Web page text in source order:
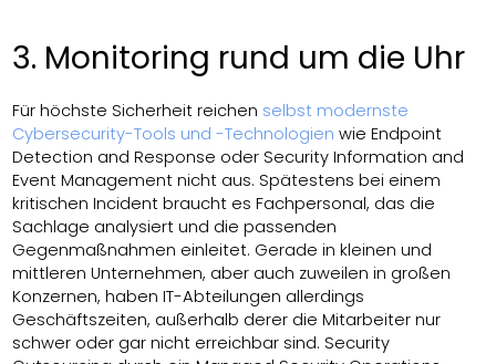
3. Monitoring rund um die Uhr
Für höchste Sicherheit reichen selbst modernste
Cybersecurity-Tools und -Technologien wie Endpoint
Detection and Response oder Security Information and
Event Management nicht aus. Spätestens bei einem
kritischen Incident braucht es Fachpersonal, das die
Sachlage analysiert und die passenden
Gegenmaßnahmen einleitet. Gerade in kleinen und
mittleren Unternehmen, aber auch zuweilen in großen
Konzernen, haben IT-Abteilungen allerdings
Geschäftszeiten, außerhalb derer die Mitarbeiter nur
schwer oder gar nicht erreichbar sind. Security